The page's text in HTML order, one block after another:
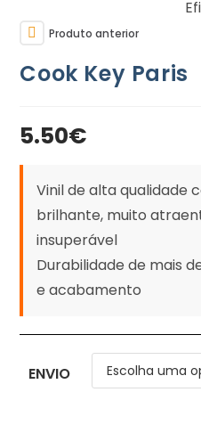
Produto anterior
Cook Key Paris
5.50€
Vinil de alta qualidade
brilhante, muito
insuperável
Durabilidade de mais
e acabamento
ENVIO